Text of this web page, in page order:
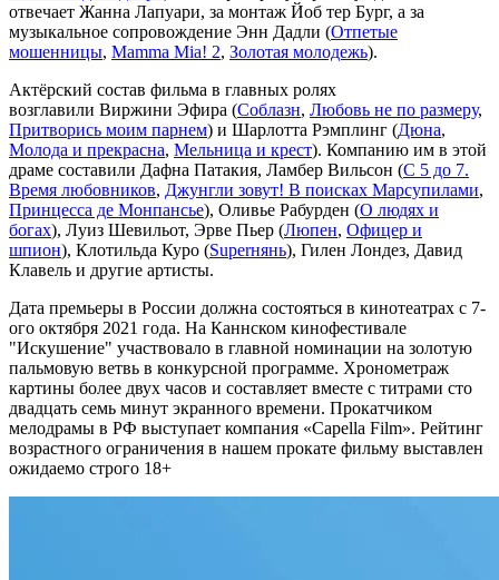
отвечает Жанна Лапуари, за монтаж Йоб тер Бург, а за
музыкальное сопровождение Энн Дадли (Отпетые
мошенницы, Mamma Mia! 2, Золотая молодежь).
Актёрский состав фильма в главных ролях
возглавили Виржини Эфира (Соблазн, Любовь не по размеру,
Притворись моим парнем) и Шарлотта Рэмплинг (Дюна,
Молода и прекрасна, Мельница и крест). Компанию им в этой
драме составили Дафна Патакия, Ламбер Вильсон (С 5 до 7.
Время любовников, Джунгли зовут! В поисках Марсупилами,
Принцесса де Монпансье), Оливье Рабурден (О людях и
богах), Луиз Шевильот, Эрве Пьер (Люпен, Офицер и
шпион), Клотильда Куро (Superнянь), Гилен Лондез, Давид
Клавель и другие артисты.
Дата премьеры в России должна состояться в кинотеатрах с 7-
ого октября 2021 года. На Каннском кинофестивале
"Искушение" участвовало в главной номинации на золотую
пальмовую ветвь в конкурсной программе. Хронометраж
картины более двух часов и составляет вместе с титрами сто
двадцать семь минут экранного времени. Прокатчиком
мелодрамы в РФ выступает компания «Capella Film». Рейтинг
возрастного ограничения в нашем прокате фильму выставлен
ожидаемо строго 18+